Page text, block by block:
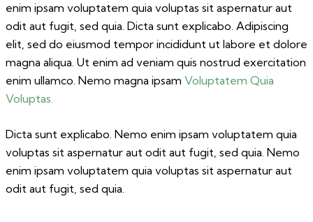
enim ipsam voluptatem quia voluptas sit aspernatur aut
odit aut fugit, sed quia. Dicta sunt explicabo. Adipiscing
elit, sed do eiusmod tempor incididunt ut labore et dolore
magna aliqua. Ut enim ad veniam quis nostrud exercitation
enim ullamco. Nemo magna ipsam Voluptatem Quia
Voluptas.
Dicta sunt explicabo. Nemo enim ipsam voluptatem quia
voluptas sit aspernatur aut odit aut fugit, sed quia. Nemo
enim ipsam voluptatem quia voluptas sit aspernatur aut
odit aut fugit, sed quia.